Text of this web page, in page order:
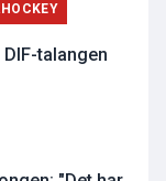
talangen